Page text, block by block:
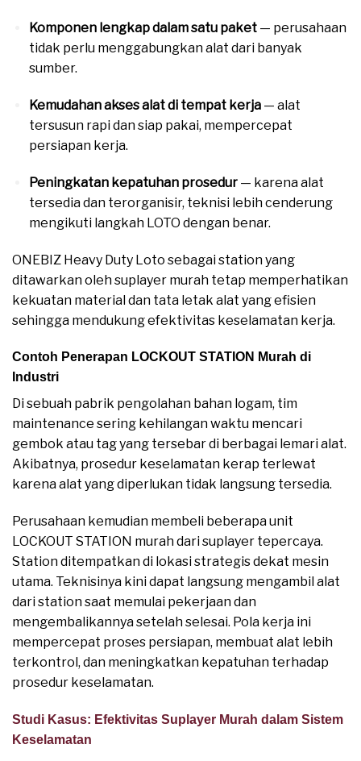
Komponen lengkap dalam satu paket— perusahaan
tidak perlu menggabungkan alat dari banyak
sumber.
Kemudahan akses alat di tempat kerja— alat
tersusun rapi dan siap pakai, mempercepat
persiapan kerja.
Peningkatan kepatuhan prosedur— karena alat
tersedia dan terorganisir, teknisi lebih cenderung
mengikuti langkah LOTO dengan benar.
ONEBIZ Heavy Duty Loto sebagai station yang
ditawarkan oleh suplayer murah tetap memperhatikan
kekuatan material dan tata letak alat yang efisien
sehingga mendukung efektivitas keselamatan kerja.
Contoh Penerapan LOCKOUT STATION Murah di
Industri
Di sebuah pabrik pengolahan bahan logam, tim
maintenance sering kehilangan waktu mencari
gembok atau tag yang tersebar di berbagai lemari alat.
Akibatnya, prosedur keselamatan kerap terlewat
karena alat yang diperlukan tidak langsung tersedia.
Perusahaan kemudian membeli beberapa unit
LOCKOUT STATION murah dari suplayer tepercaya.
Station ditempatkan di lokasi strategis dekat mesin
utama. Teknisinya kini dapat langsung mengambil alat
dari station saat memulai pekerjaan dan
mengembalikannya setelah selesai. Pola kerja ini
mempercepat proses persiapan, membuat alat lebih
terkontrol, dan meningkatkan kepatuhan terhadap
prosedur keselamatan.
Studi Kasus: Efektivitas Suplayer Murah dalam Sistem
Keselamatan